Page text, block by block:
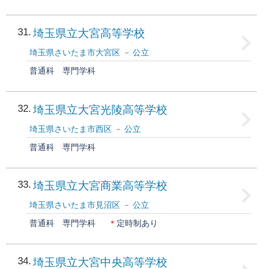
31 埼玉県立大宮高等学校
埼玉県さいたま市大宮区
公立
普通科
専門学科
32 埼玉県立大宮光陵高等学校
埼玉県さいたま市西区
公立
普通科
専門学科
33 埼玉県立大宮商業高等学校
埼玉県さいたま市見沼区
公立
普通科
専門学科 ＊ 定時制あり
34 埼玉県立大宮中央高等学校